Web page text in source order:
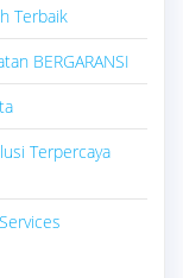
Terbaik
BERGARANSI
Terpercaya